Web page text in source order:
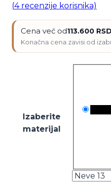
(4recenzije korisnika)
Cena već od113.600 RSD
Izaberite
materijal